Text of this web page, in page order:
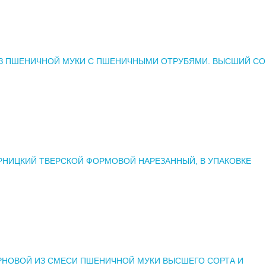
ПШЕНИЧНОЙ МУКИ С ПШЕНИЧНЫМИ ОТРУБЯМИ. ВЫСШИЙ
ТВЕРСКОЙ ФОРМОВОЙ НАРЕЗАННЫЙ, В УПАКОВКЕ
ИЗ СМЕСИ ПШЕНИЧНОЙ МУКИ ВЫСШЕГО СОРТА И